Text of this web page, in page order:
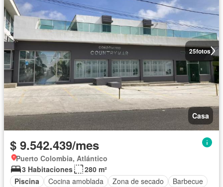
25fotos
Casa
$ 9.542.439/mes
Puerto Colombia, Atlántico
3 Habitaciones
280 m²
Piscina
Cocina amoblada Zona de secado
Barbecue